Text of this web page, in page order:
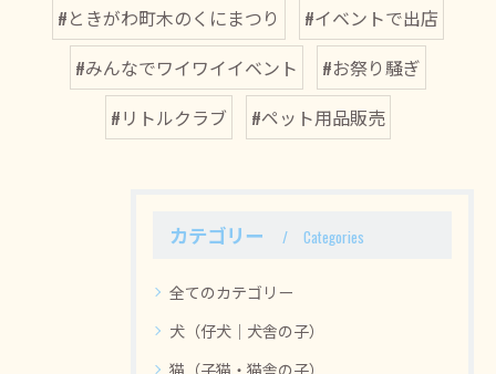
#ときがわ町木のくにまつり
#イベントで出店
#みんなでワイワイイベント
#お祭り騒ぎ
#リトルクラブ
#ペット用品販売
カテゴリー Categories
全てのカテゴリー
犬（仔犬｜犬舎の子）
猫（子猫・猫舎の子）